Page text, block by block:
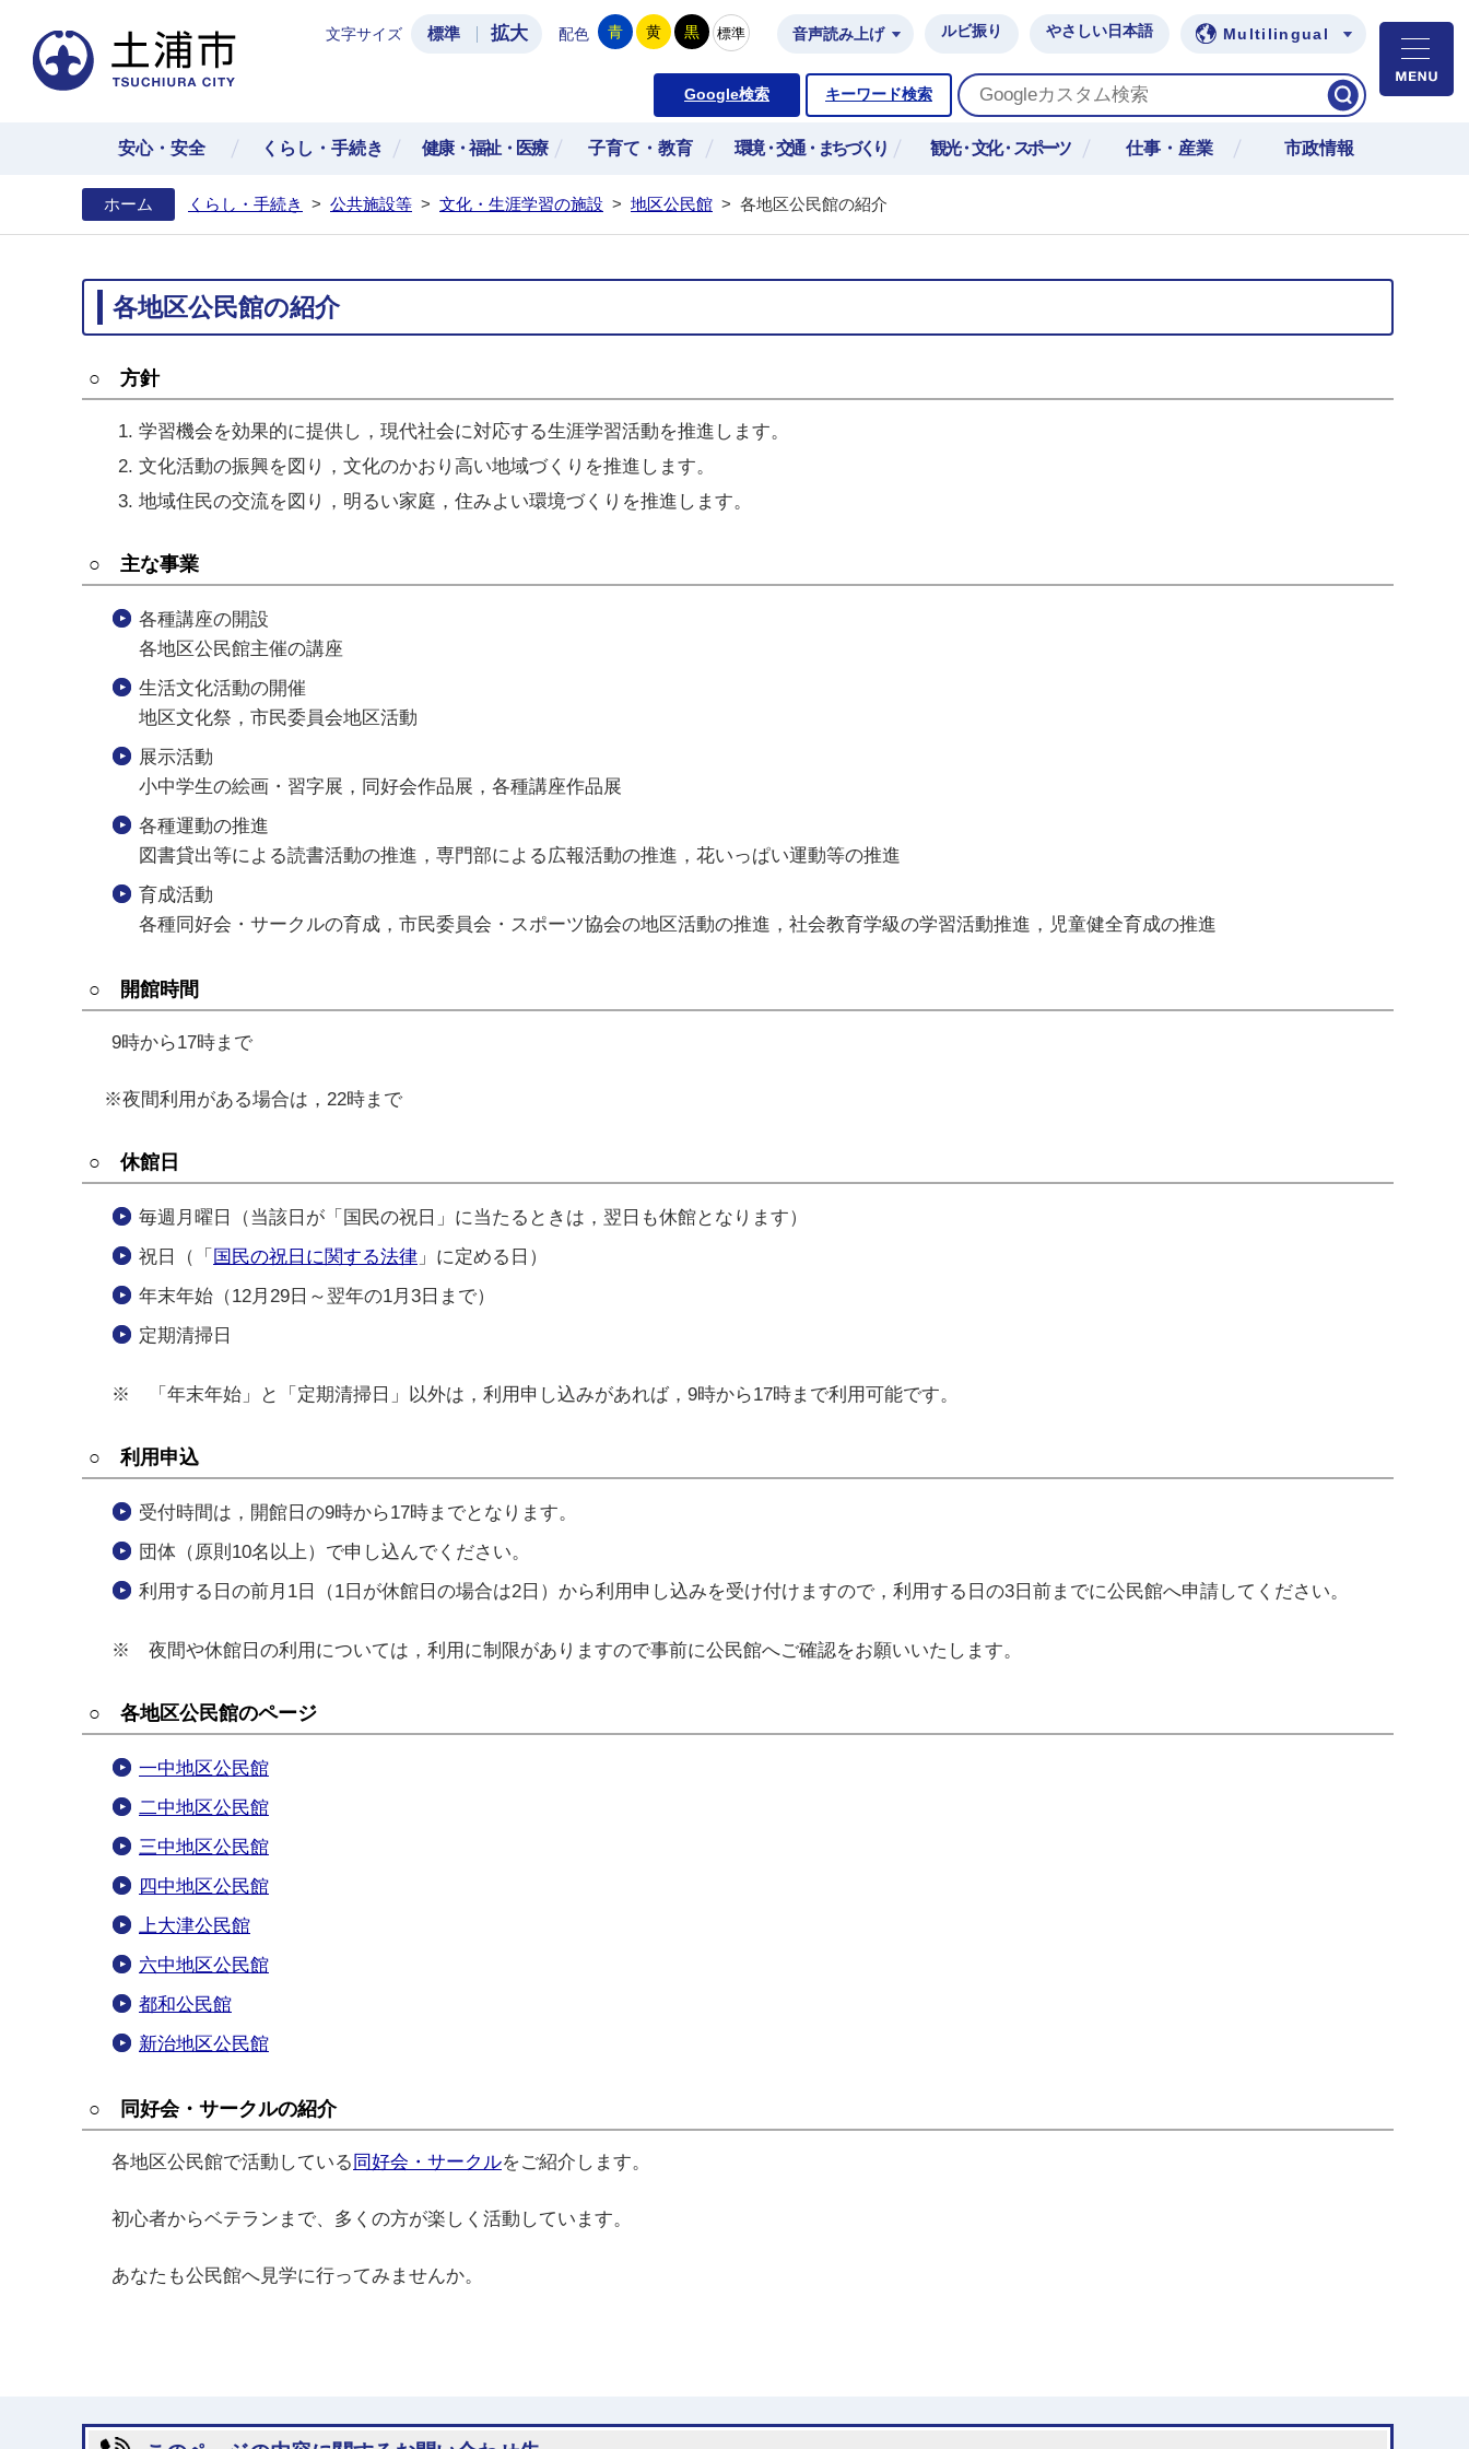
土浦市公式ホームページ
文字サイズ 標準 拡大 配色 青 黄 黒 標準 音声読み上げ ルビ振り やさしい日本語 Multilingual
Google検索 キーワード検索
安心・安全 くらし・手続き 健康・福祉・医療 子育て・教育 環境・交通・まちづくり 観光・文化・スポーツ 仕事・産業 市政情報
ホーム くらし・手続き > 公共施設等 > 文化・生涯学習の施設 > 地区公民館 > 各地区公民館の紹介
各地区公民館の紹介
○ 方針
学習機会を効果的に提供し，現代社会に対応する生涯学習活動を推進します。
文化活動の振興を図り，文化のかおり高い地域づくりを推進します。
地域住民の交流を図り，明るい家庭，住みよい環境づくりを推進します。
○ 主な事業
各種講座の開設
各地区公民館主催の講座
生活文化活動の開催
地区文化祭，市民委員会地区活動
展示活動
小中学生の絵画・習字展，同好会作品展，各種講座作品展
各種運動の推進
図書貸出等による読書活動の推進，専門部による広報活動の推進，花いっぱい運動等の推進
育成活動
各種同好会・サークルの育成，市民委員会・スポーツ協会の地区活動の推進，社会教育学級の学習活動推進，児童健全育成の推進
○ 開館時間
9時から17時まで
※夜間利用がある場合は，22時まで
○ 休館日
毎週月曜日（当該日が「国民の祝日」に当たるときは，翌日も休館となります）
祝日（「 国民の祝日に関する法律 」に定める日）
年末年始（12月29日～翌年の1月3日まで）
定期清掃日
※ 「年末年始」と「定期清掃日」以外は，利用申し込みがあれば，9時から17時まで利用可能です。
○ 利用申込
受付時間は，開館日の9時から17時までとなります。
団体（原則10名以上）で申し込んでください。
利用する日の前月1日（1日が休館日の場合は2日）から利用申し込みを受け付けますので，利用する日の3日前までに公民館へ申請してください。
※ 夜間や休館日の利用については，利用に制限がありますので事前に公民館へご確認をお願いいたします。
○ 各地区公民館のページ
一中地区公民館
二中地区公民館
三中地区公民館
四中地区公民館
上大津公民館
六中地区公民館
都和公民館
新治地区公民館
○ 同好会・サークルの紹介
各地区公民館で活動している 同好会・サークルをご紹介します。
初心者からベテランまで、多くの方が楽しく活動しています。
あなたも公民館へ見学に行ってみませんか。